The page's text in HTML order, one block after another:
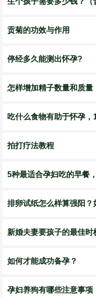
贡菊的功效与作用
停经多久能测出怀孕?
怎样增加精子数量和质量
吃什么食物有助于怀孕，
拍打疗法教程
5种最适合孕妇吃的早餐
排卵试纸怎么样算强阳？
新婚夫妻要孩子的最佳时
如何才能成功备孕？
孕妇养狗有哪些注意事项